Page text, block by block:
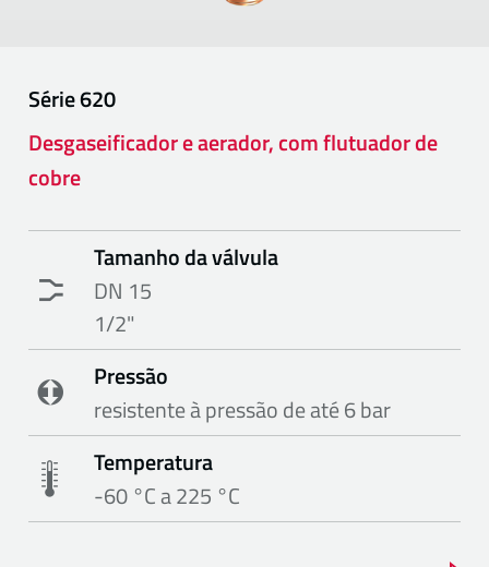
Série620
Desgaseificador e aerador, com flutuador de
cobre
Tamanho da válvula
DN 15
1/2"
Pressão
resistente à pressão de até 6 bar
Temperatura
-60 °C a 225 °C